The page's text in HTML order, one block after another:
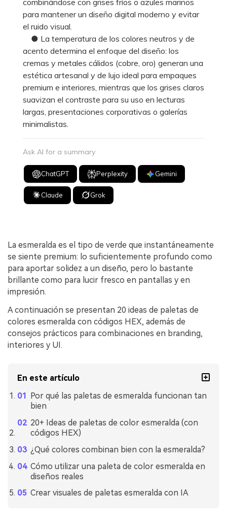
para mantener un diseño digital moderno y evitar
el ruido visual.
● La temperatura de los colores neutros y de
acento determina el enfoque del diseño: los
cremas y metales cálidos (cobre, oro) generan una
estética artesanal y de lujo ideal para empaques
premium e interiores, mientras que los grises claros
suavizan el contraste para su uso en lecturas
largas, presentaciones corporativas o galerías
minimalistas.
Ask AI for a summary
ChatGPT Perplexity Gemini
Claude Grok
La esmeralda es el tipo de verde que instantáneamente
se siente premium: lo suficientemente profundo como
para aportar solidez a un diseño, pero lo bastante
brillante como para lucir fresco en pantallas y en
impresión.
A continuación se presentan 20 ideas de paletas de
colores esmeralda con códigos HEX, además de
consejos prácticos para combinaciones en branding,
interiores y UI.
En este artículo
Por qué las paletas de esmeralda funcionan tan
bien
20+ Ideas de paletas de color esmeralda (con
códigos HEX)
¿Qué colores combinan bien con la esmeralda?
Cómo utilizar una paleta de color esmeralda en
diseños reales
Crear visuales de paletas esmeralda con IA